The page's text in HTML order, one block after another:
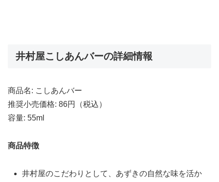
井村屋こしあんバーの詳細情報
商品名: こしあんバー
推奨小売価格: 86円（税込）
容量: 55ml
商品特徴
井村屋のこだわりとして、あずきの自然な味を活か